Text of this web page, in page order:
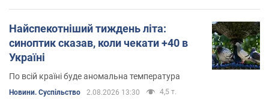
Найспекотніший тиждень літа:
синоптик сказав, коли чекати +40 в
Україні
По всій країні буде аномальна температура
Новини. Суспільство 2.08.2026 13:30 4,5 т.